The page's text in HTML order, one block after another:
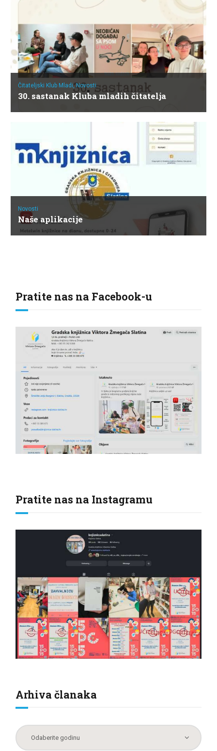
Čitateljski Klub Mladi,Novosti
30. sastanak Kluba mladih čitatelja
Novosti
Naše aplikacije
Pratite nas na Facebook-u
Pratite nas na Instagramu
Arhiva članaka